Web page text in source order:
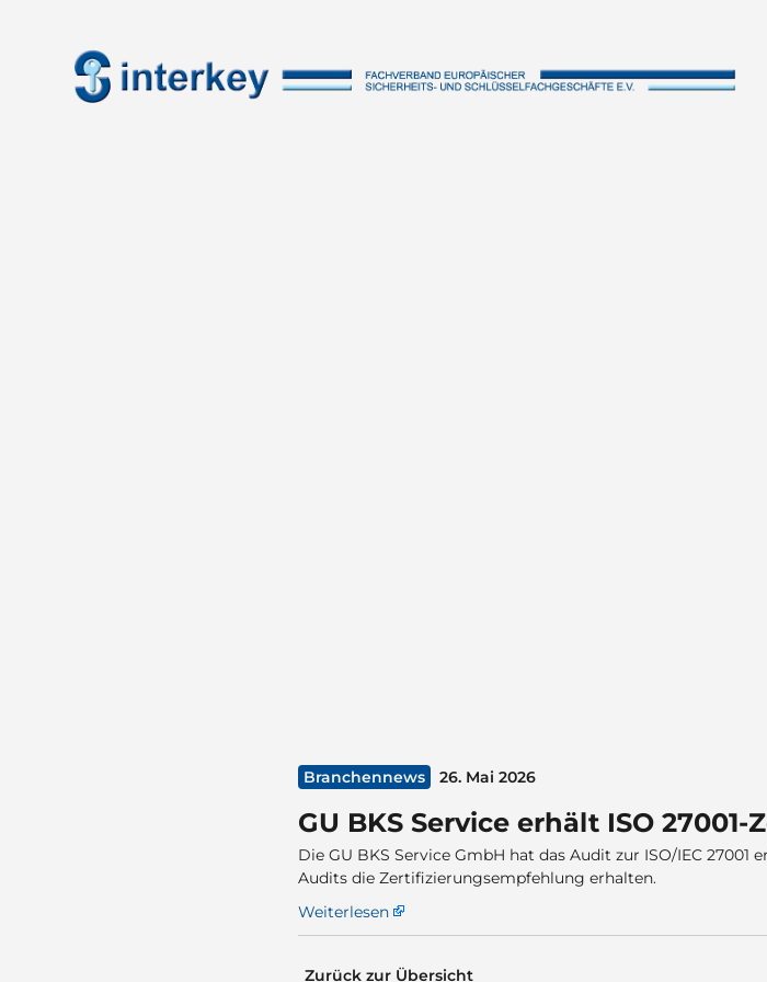
Branchennews 26. Mai 2026
GU BKS Service erhält ISO
Die GU BKS Service GmbH hat das Audit zur ISO/IEC
Audits die Zertifizierungsempfehlung erhalten.
Weiterlesen
Zurück zur Übersicht